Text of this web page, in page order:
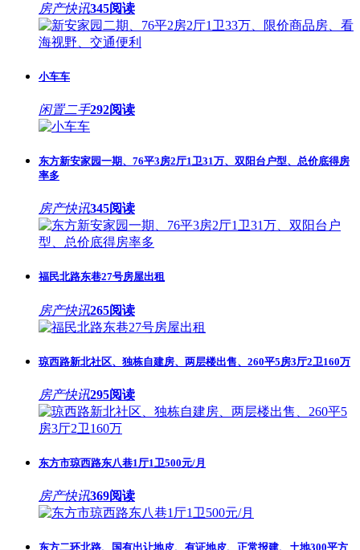
房产快讯345阅读
小车车
闲置二手292阅读
东方新安家园一期、76平3房2厅1卫31万、双阳台户型、总价底得房
率多
房产快讯345阅读
福民北路东巷27号房屋出租
房产快讯265阅读
琼西路新北社区、独栋自建房、两层楼出售、260平5房3厅2卫160万
房产快讯295阅读
东方市琼西路东八巷1厅1卫500元/月
房产快讯369阅读
东方二环北路、国有出让地皮、有证地皮、正常报建、土地300平方